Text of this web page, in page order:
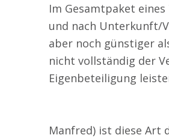
Im Gesamtpaket
und nach Unterkunft/
aber noch günstiger
nicht vollständig der
Eigenbeteiligung
Manfred) ist diese Art